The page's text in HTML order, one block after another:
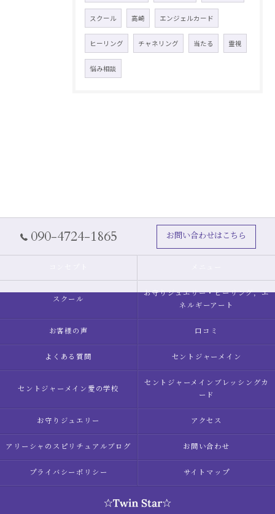
スクール 高崎 エンジェルカード
ヒーリング チャネリング 当たる 霊視
悩み相談
090-4724-1865 お問い合わせはこちら
スクール
お守りジュエリー・ヒーリング，エ
ネルギーアート
お客様の声 口コミ
よくある質問 セントジャーメイン
セントジャーメイン愛の学校
セントジャーメインブレッシングカ
ード
お守りジュエリー アクセス
アリーシャのスピリチュアルブログ お問い合わせ
プライバシーポリシー サイトマップ